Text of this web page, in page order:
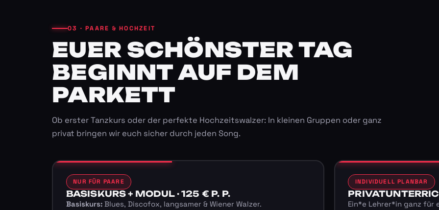
03 · PAARE & HOCHZEIT
EUER SCHÖNSTER TAG
BEGINNT AUF DEM
PARKETT
Ob erster Tanzkurs oder der perfekte Hochzeitswalzer: In kleinen Gruppen oder ganz
privat bringen wir euch sicher durch jeden Song.
NUR FÜR PAARE
BASISKURS + MODUL · 125 € P. P.
Basiskurs:Blues, Discofox, langsamer & Wiener Walzer.
INDIVIDUELL PLANBAR
Ein*e Lehrer*in ganz für